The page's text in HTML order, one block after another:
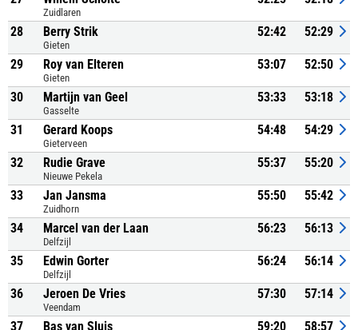
Zuidlaren
28 Berry Strik
Gieten
52:42 52:29
29 Roy van Elteren
Gieten
53:07 52:50
30 Martijn van Geel
Gasselte
53:33 53:18
31 Gerard Koops
Gieterveen
54:48 54:29
32 Rudie Grave
Nieuwe Pekela
55:37 55:20
33 Jan Jansma
Zuidhorn
55:50 55:42
34 Marcel van der Laan
Delfzijl
56:23 56:13
35 Edwin Gorter
Delfzijl
56:24 56:14
36 Jeroen De Vries
Veendam
57:30 57:14
37 Bas van Sluis 59:20 58:57